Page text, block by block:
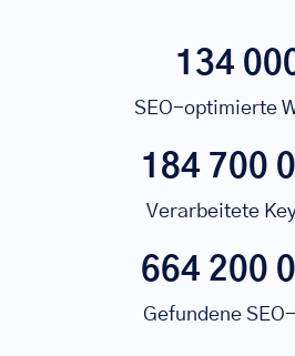
134
SEO-optimierte
184 700
Verarbeitete
664 200
Gefundene